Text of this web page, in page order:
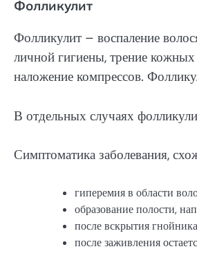
Фолликулит
Фолликулит – воспаление
личной гигиены, трение
наложение компрессов.
В отдельных случаях
Симптоматика заболевания,
гиперемия в области
образование полости,
после вскрытия
после заживления